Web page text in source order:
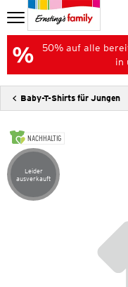
50% auf alle
in
Baby-T-Shirts für Jungen
NACHHALTIG
Artikel leider ausverkauft
Leider
ausverkauft